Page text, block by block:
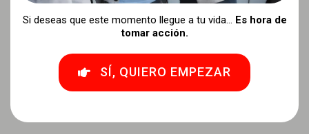
Si deseas que este momento llegue a tu vida... Es hora de
tomar acción.
SÍ, QUIERO EMPEZAR